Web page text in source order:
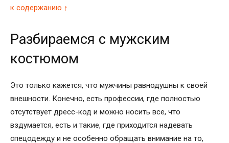
к содержанию ↑
Разбираемся с мужским
костюмом
Это только кажется, что мужчины равнодушны к своей
внешности. Конечно, есть профессии, где полностью
отсутствует дресс-код и можно носить все, что
вздумается, есть и такие, где приходится надевать
спецодежду и не особенно обращать внимание на то,